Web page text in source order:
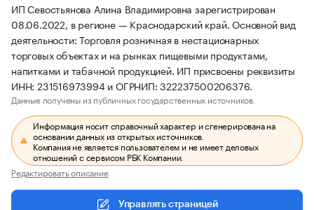
ИП Севостьянова Алина Владимировна зарегистрирован
08.06.2022, в регионе — Краснодарский край. Основной вид
деятельности: Торговля розничная в нестационарных
торговых объектах и на рынках пищевыми продуктами,
напитками и табачной продукцией. ИП присвоены реквизиты
ИНН: 231516973994 и ОГРНИП: 322237500206376.
Данные получены из публичных государственных источников.
Информация носит справочный характер и сгенерирована на
основании данных из открытых источников.
Компания не является пользователем и не имеет деловых
отношений с сервисом РБК Компании.
Редактировать описание
Управлять страницей